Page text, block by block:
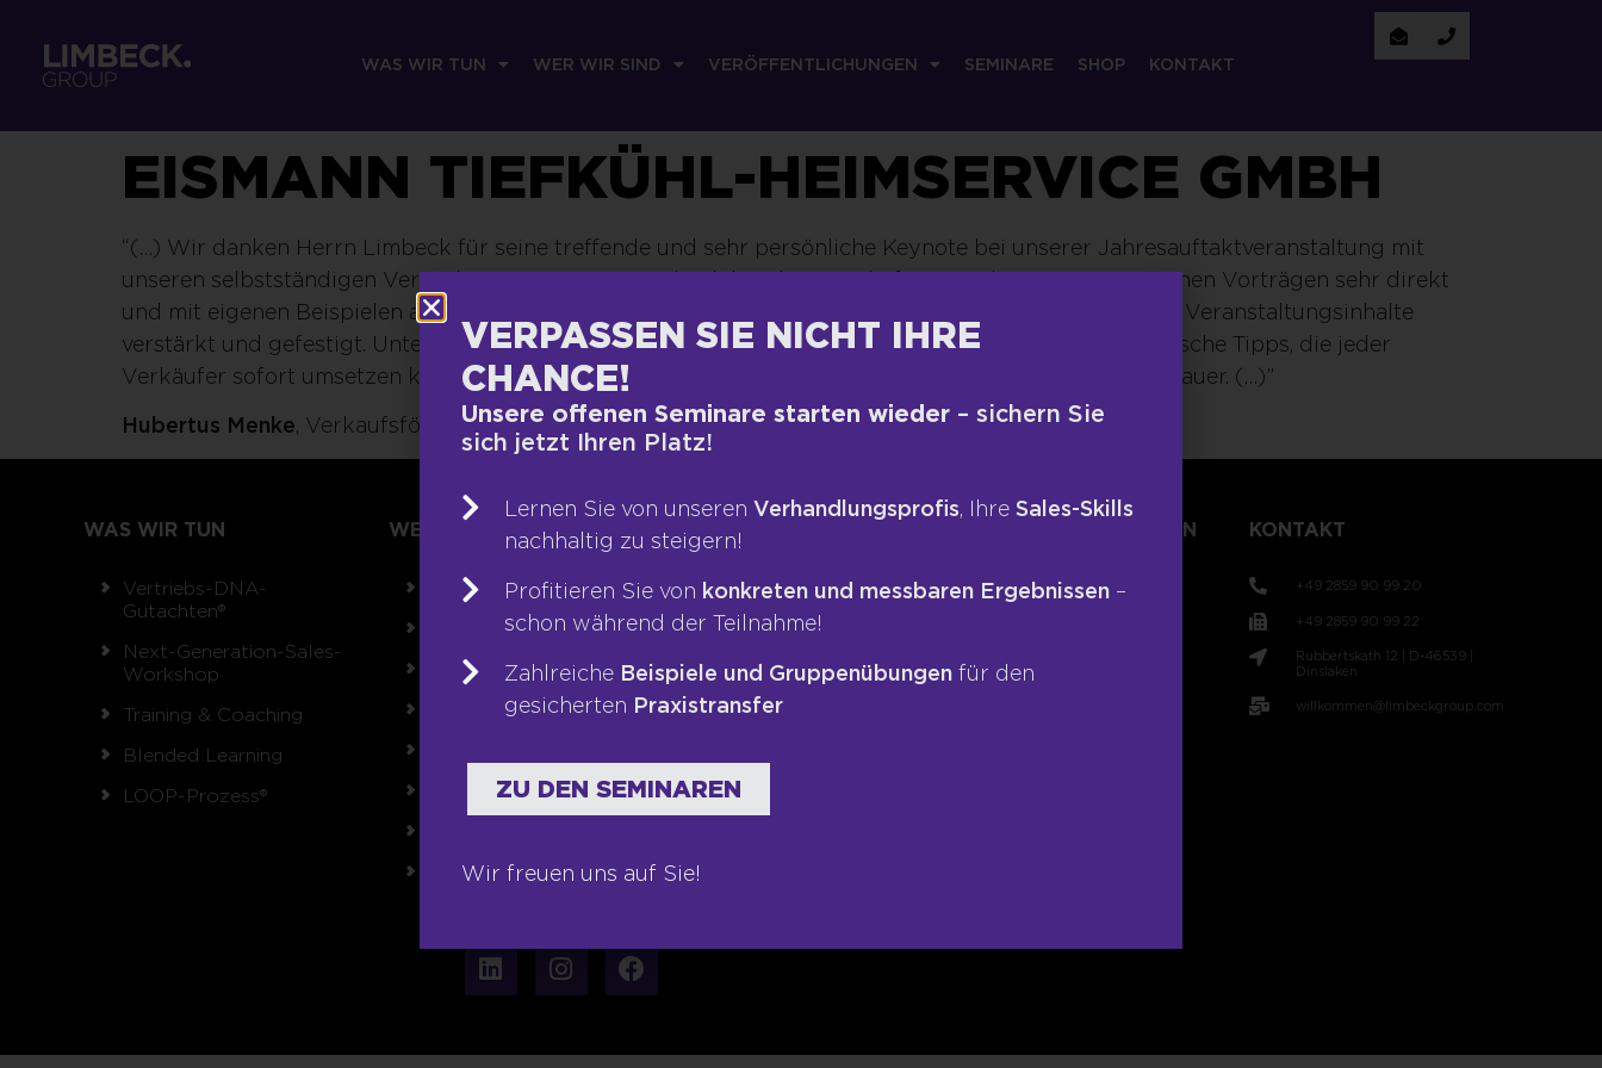
WAS WIR TUN WER WIR SIND VERÖFFENTLICHUNGEN SEMINARE SHOP KONTAKT
EISMANN TIEFKÜHL-HEIMSERVICE GMBH
“(…) Wir danken Herrn Limbeck für seine treffende und sehr persönliche Keynote bei unserer Jahresauftaktveranstaltung mit
unseren selbstständigen Vertriebspartnern. Herr Limbeck hat die Botschaften aus den vorangegangenen Vorträgen sehr direkt
und mit eigenen Beispielen angereichert auf den Punkt gebracht und so die nachhaltige Wirkung der Veranstaltungsinhalte
verstärkt und gefestigt. Unterhaltsame Geschichten aus seinem bewegten (Arbeits-)Leben und praktische Tipps, die jeder
Verkäufer sofort umsetzen kann, machten den Vortrag zu einem besonderen Erlebnis für jeden Zuschauer. (…)”
Hubertus Menke, Verkaufsförderung | eismann Tiefkühl-Heimservice GmbH
WAS WIR TUN
Vertriebs-DNA-
Gutachten®
Next-Generation-Sales-
Workshop
Training & Coaching
Blended Learning
LOOP-Prozess®
WER WIR SIND
Team
Unsere Werte
Auszeichnungen
Referenzen
Franchise
Shop
RECHTLICHES
Impressum
Datenschutz
AGB
Kontakt
VERÖFFENTLICHUNGEN
Presse
Podcast
KONTAKT
+49 2859 90 99 20
+49 2859 90 99 22
Rubbertskath 12 | D-46539 |
Dinslaken
willkommen@limbeckgroup.com
VERPASSEN SIE NICHT IHRE
CHANCE!
Unsere offenen Seminare starten wieder – sichern Sie
sich jetzt Ihren Platz!
Lernen Sie von unserenVerhandlungsprofis, IhreSales-Skills
nachhaltig zu steigern!
Profitieren Sie von konkreten und messbaren Ergebnissen –
schon während der Teilnahme!
Zahlreiche Beispiele und Gruppenübungen für den
gesicherten Praxistransfer
ZU DEN SEMINAREN
Wir freuen uns auf Sie!